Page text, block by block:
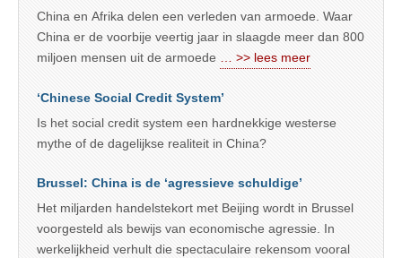
China en Afrika delen een verleden van armoede. Waar
China er de voorbije veertig jaar in slaagde meer dan 800
miljoen mensen uit de armoede … >> lees meer
‘Chinese Social Credit System’
Is het social credit system een hardnekkige westerse
mythe of de dagelijkse realiteit in China?
Brussel: China is de ‘agressieve schuldige’
Het miljarden handelstekort met Beijing wordt in Brussel
voorgesteld als bewijs van economische agressie. In
werkelijkheid verhult die spectaculaire rekensom vooral